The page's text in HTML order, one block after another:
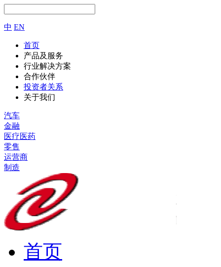
中 EN
首页
产品及服务
行业解决方案
合作伙伴
投资者关系
关于我们
汽车
金融
医疗医药
零售
运营商
制造
首页